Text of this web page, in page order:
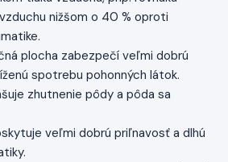
nižšom o 40 % oproti
plocha zabezpečí veľmi dobrú
spotrebu pohonných látok.
zhutnenie pôdy a pôda sa
veľmi dobrú priľnavosť a dlhú